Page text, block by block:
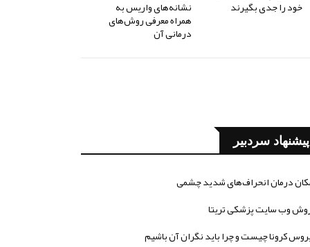
خود را جدی بگیرند نشانه‌های واریس به
همراه معرفی روش‌های
درمانی آن
پیشنهاد سردبیر
درمان انحراف‌های شدید چشمی
وب سایت پزشکی تریتا
کرونا چیست و چرا باید نگران آن باشیم